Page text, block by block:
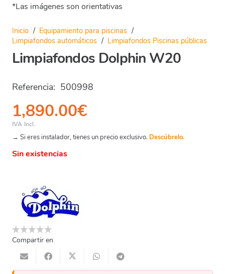
*Las imágenes son orientativas
Inicio / Equipamiento para piscinas /
Limpiafondos automáticos / Limpiafondos Piscinas públicas
Limpiafondos Dolphin W20
Referencia: 500998
1,890.00€
IVA Incl.
→ Si eres instalador, tienes un precio exclusivo. Descúbrelo.
Sin existencias
Compartir en